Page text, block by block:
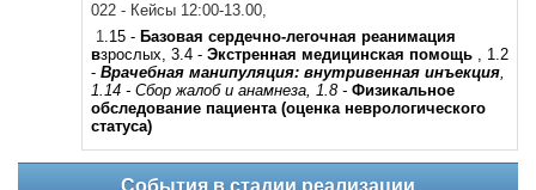
022 - Кейсы 12:00-13.00,
1 .15 - Базовая сердечно-легочная реанимация
взрослых, 3.4 - Экстренная медицинская помощь
, 1.2
- Врачебная манипуляция: внутривенная инъекция,
1.14 - Сбор жалоб и анамнеза, 1.8 - Физикальное
обследование пациента (оценка неврологического
статуса)
События в стадии реализации